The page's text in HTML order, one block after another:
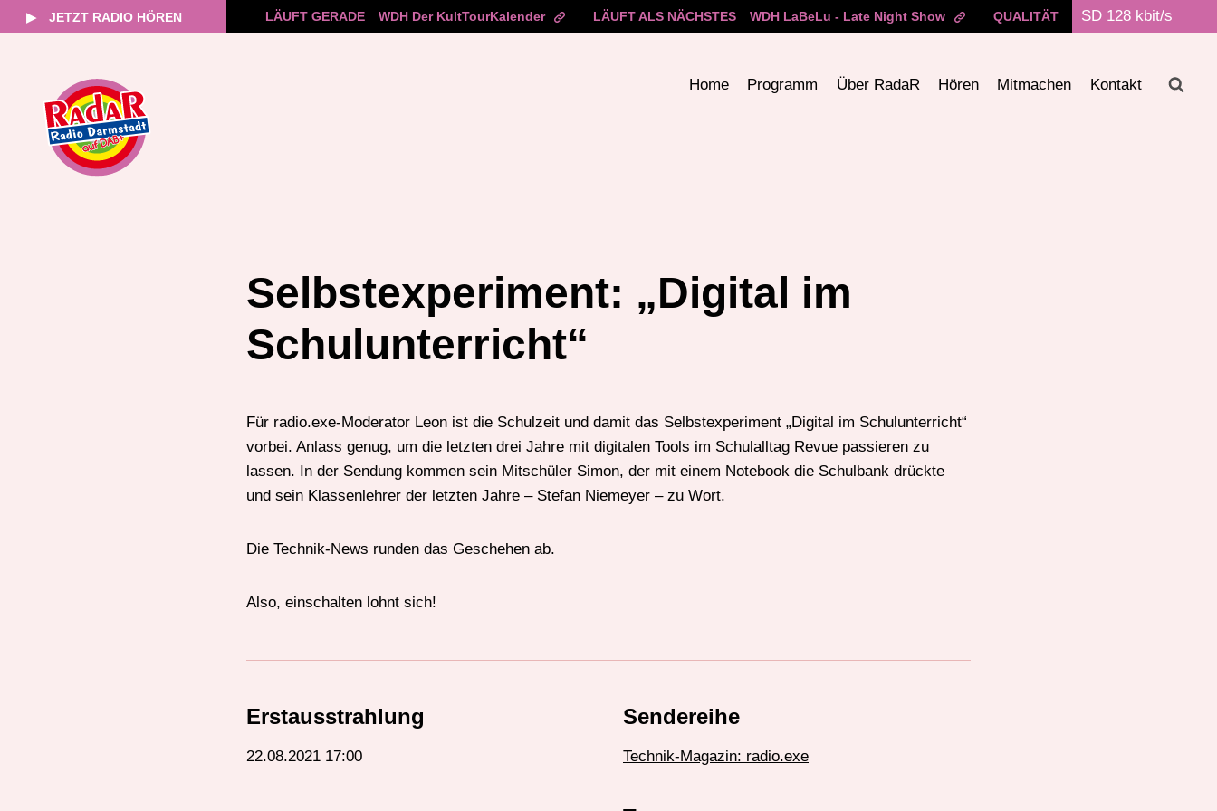
▶ JETZT RADIO HÖREN LÄUFT GERADE WDH Der KultTourKalender LÄUFT ALS NÄCHSTES WDH LaBeLu - Late Night Show QUALITÄT
Home Programm Über RadaR Hören Mitmachen Kontakt
Selbstexperiment: „Digital im
Schulunterricht“
Für radio.exe-Moderator Leon ist die Schulzeit und damit das Selbstexperiment „Digital im Schulunterricht“
vorbei. Anlass genug, um die letzten drei Jahre mit digitalen Tools im Schulalltag Revue passieren zu
lassen. In der Sendung kommen sein Mitschüler Simon, der mit einem Notebook die Schulbank drückte
und sein Klassenlehrer der letzten Jahre – Stefan Niemeyer – zu Wort.
Die Technik-News runden das Geschehen ab.
Also, einschalten lohnt sich!
Erstausstrahlung
22.08.2021 17:00
Sendereihe
Technik-Magazin: radio.exe